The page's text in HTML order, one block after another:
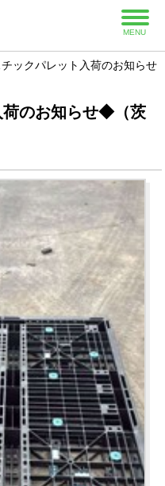
MENU
クパレット入荷のお知らせ
のお知らせ◆（茨